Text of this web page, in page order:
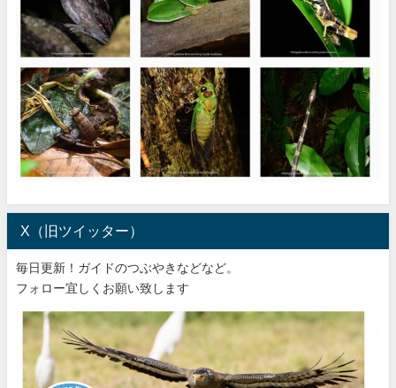
X（旧ツイッター）
毎日更新！ガイドのつぶやきなどなど。
フォロー宜しくお願い致します